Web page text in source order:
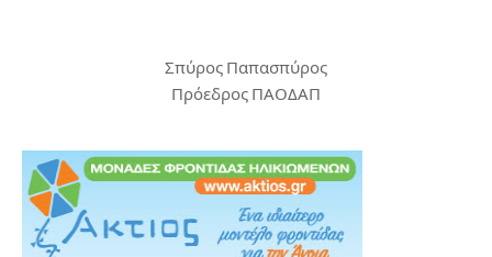
Σπύρος Παπασπύρος
Πρόεδρος ΠΑΟΔΑΠ